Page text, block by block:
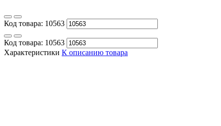
Код товара: 10563
Код товара: 10563
Характеристики К описанию товара